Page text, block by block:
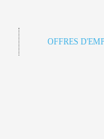
OFFRES